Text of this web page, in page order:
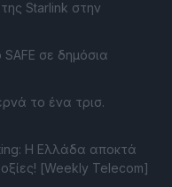
Starlink στην
σε δημόσια
το ένα τρισ.
Η Ελλάδα αποκτά
[Weekly Telecom]